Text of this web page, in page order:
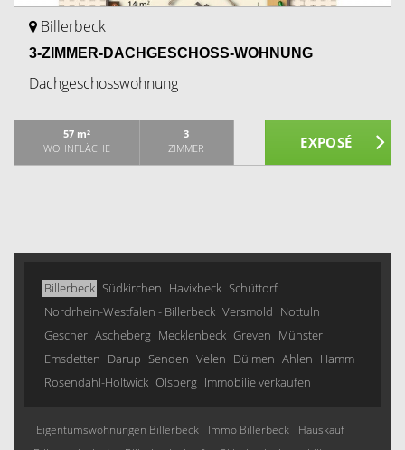
Billerbeck
3-ZIMMER-DACHGESCHOSS-WOHNUNG
Dachgeschosswohnung
57 m²
WOHNFLÄCHE
3
ZIMMER
Billerbeck Südkirchen Havixbeck Schüttorf
Nordrhein-Westfalen - Billerbeck Versmold Nottuln
Gescher Ascheberg Mecklenbeck Greven Münster
Emsdetten Darup Senden Velen Dülmen Ahlen Hamm
Rosendahl-Holtwick Olsberg Immobilie verkaufen
Eigentumswohnungen Billerbeck Immo Billerbeck
Hauskauf